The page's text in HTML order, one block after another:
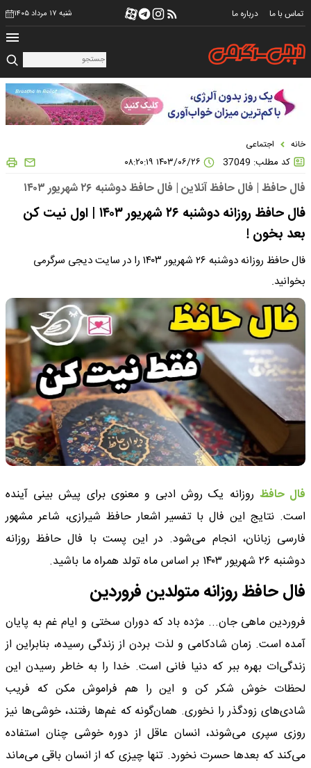
تماس با ما درباره ما شنبه ۱۷ مرداد ۱۴۰۵
خانه اجتماعی
کد مطلب: 37049
فال حافظ | فال حافظ آنلاین | فال حافظ دوشنبه ۲۶ شهریور ۱۴۰۳
فال حافظ روزانه دوشنبه ۲۶ شهریور ۱۴۰۳ | اول نیت کن
بعد بخون !
فال حافظ روزانه دوشنبه ۲۶ شهریور ۱۴۰۳ را در سایت دیجی سرگرمی
بخوانید.
فال حافظ روزانه یک روش ادبی و معنوی برای پیش بینی آینده
است. نتایج این فال با تفسیر اشعار حافظ شیرازی، شاعر مشهور
فارسی زبانان، انجام می‌شود. در این پست با فال حافظ روزانه
دوشنبه ۲۶ شهریور ۱۴۰۳ بر اساس ماه تولد همراه ما باشید.
فال حافظ روزانه متولدین فروردین
فروردین ماهی جان... مژده باد که دوران سختی و ایام غم به پایان
آمده است. زمان شادکامی و لذت بردن از زندگی رسیده، بنابراین از
زندگی‌ات بهره ببر که دنیا فانی است. خدا را به خاطر رسیدن این
لحظات خوش شکر کن و این را هم فراموش مکن که فریب
شادی‌های زودگذر را نخوری. همان‌گونه که غم‌ها رفتند، خوشی‌ها نیز
روزی سپری می‌شوند، انسان عاقل از دوره خوشی چنان استفاده
می‌کند که بعدها حسرت نخورد. تنها چیزی که از انسان باقی می‌ماند